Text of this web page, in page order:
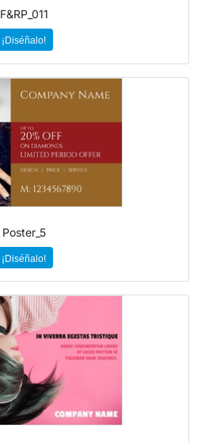
F&RP_011
¡Diséñalo!
Poster_5
¡Diséñalo!